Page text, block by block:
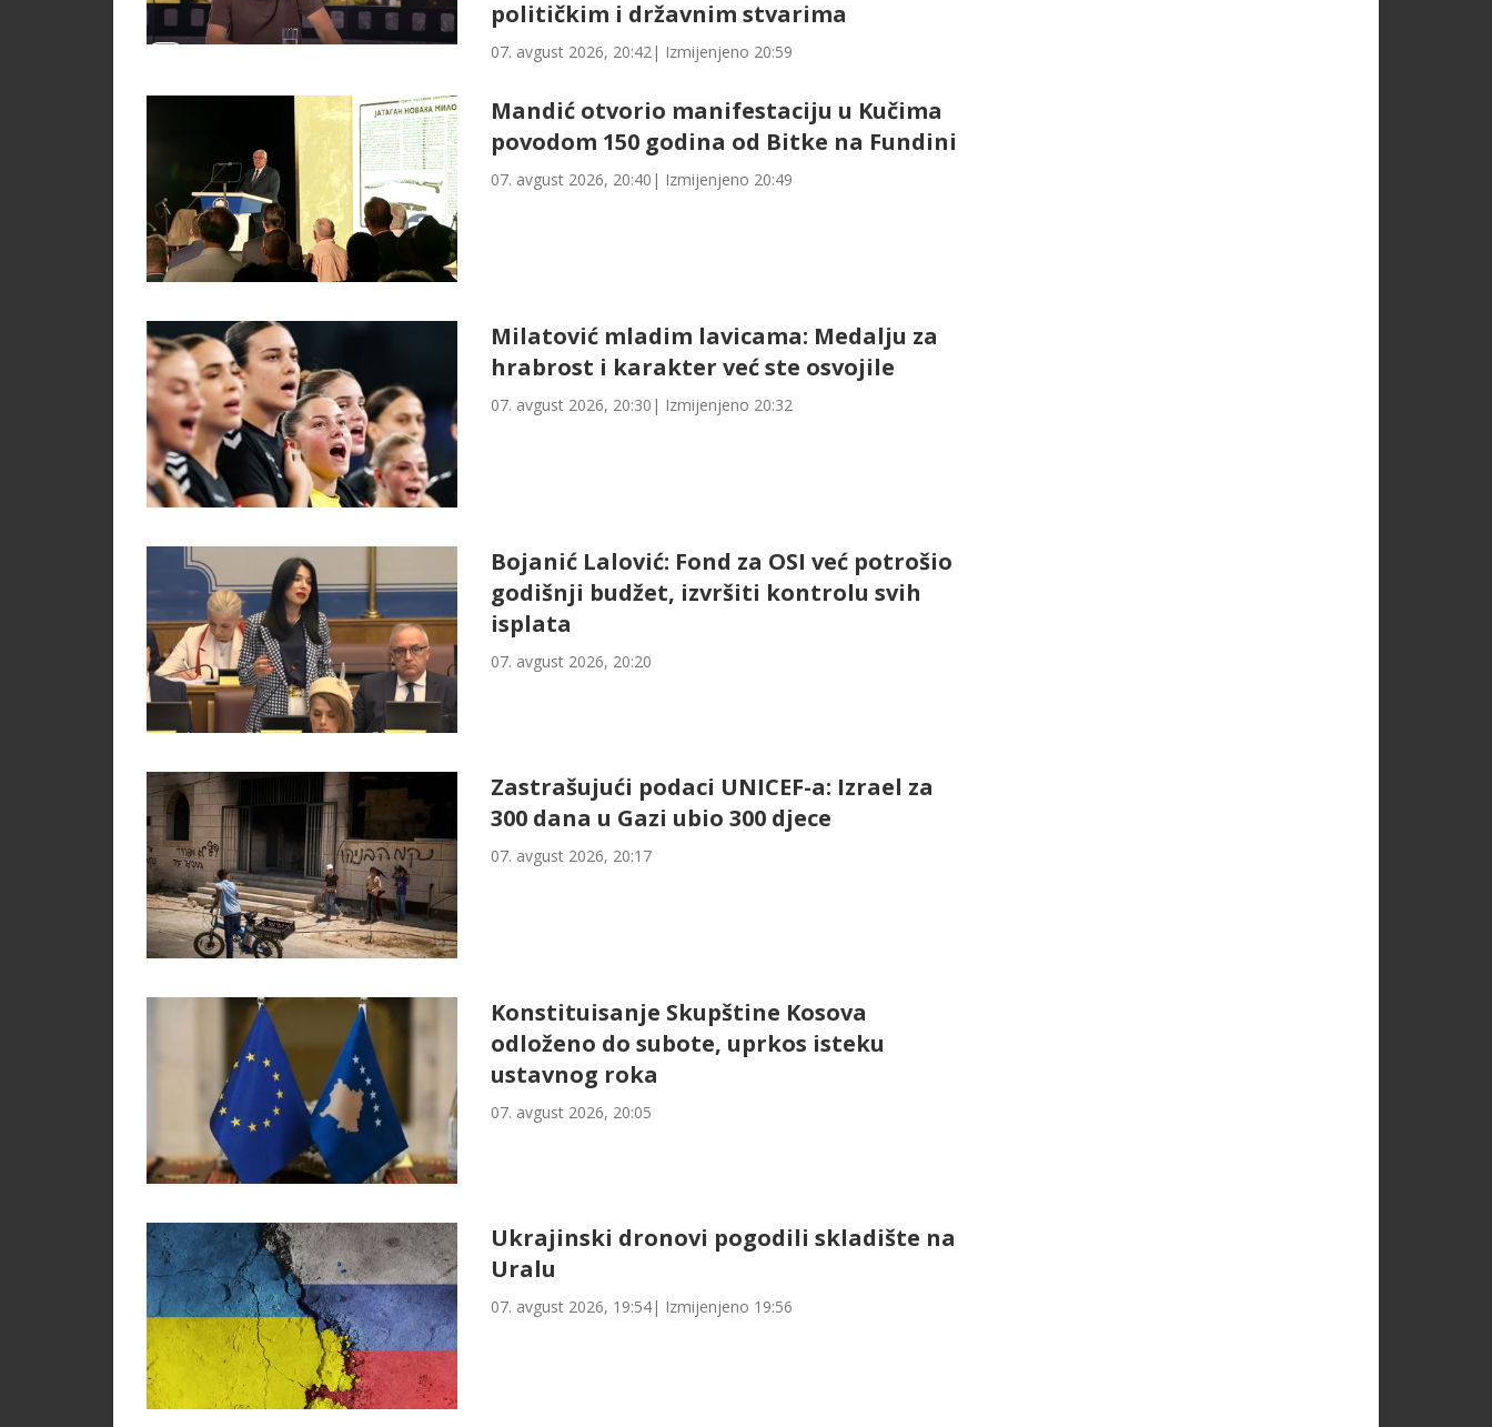
političkim i državnim stvarima
07. avgust 2026, 20:42| Izmijenjeno 20:59
Mandić otvorio manifestaciju u Kučima
povodom 150 godina od Bitke na Fundini
07. avgust 2026, 20:40 | Izmijenjeno 20:49
Milatović mladim lavicama: Medalju za
hrabrost i karakter već ste osvojile
07. avgust 2026, 20:30 | Izmijenjeno 20:32
Bojanić Lalović: Fond za OSI već potrošio
godišnji budžet, izvršiti kontrolu svih
isplata
07. avgust 2026, 20:20
Zastrašujući podaci UNICEF-a: Izrael za
300 dana u Gazi ubio 300 djece
07. avgust 2026, 20:17
Konstituisanje Skupštine Kosova
odloženo do subote, uprkos isteku
ustavnog roka
07. avgust 2026, 20:05
Ukrajinski dronovi pogodili skladište na
Uralu
07. avgust 2026, 19:54| Izmijenjeno 19:56